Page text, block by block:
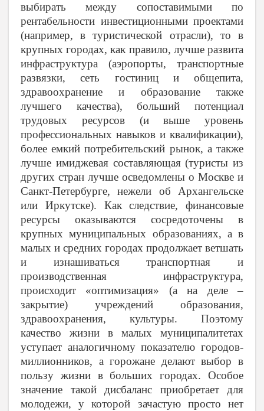
выбирать между сопоставимыми по
рентабельности инвестиционными проектами
(например, в туристической отрасли), то в
крупных городах, как правило, лучше развита
инфраструктура (аэропорты, транспортные
развязки, сеть гостиниц и общепита,
здравоохранение и образование также
лучшего качества), больший потенциал
трудовых ресурсов (и выше уровень
профессиональных навыков и квалификации),
более емкий потребительский рынок, а также
лучше имиджевая составляющая (туристы из
других стран лучше осведомлены о Москве и
Санкт-Петербурге, нежели об Архангельске
или Иркутске). Как следствие, финансовые
ресурсы оказываются сосредоточены в
крупных муниципальных образованиях, а в
малых и средних городах продолжает ветшать
и изнашиваться транспортная и
производственная инфраструктура,
происходит «оптимизация» (а на деле –
закрытие) учреждений образования,
здравоохранения, культуры. Поэтому
качество жизни в малых муниципалитетах
уступает аналогичному показателю городов-
миллионников, а горожане делают выбор в
пользу жизни в больших городах. Особое
значение такой дисбаланс приобретает для
молодежи, у которой зачастую просто нет